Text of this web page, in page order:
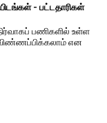
- பட்டதாரிகள்
பணிகளில் உள்ள
விண்ணப்பிக்கலாம் என